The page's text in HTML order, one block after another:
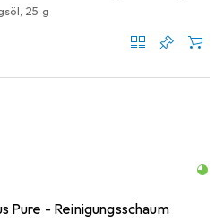
25 g
Pure - Reinigungsschaum